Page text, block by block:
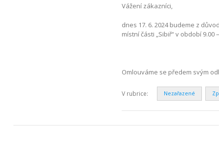
Vážení zákazníci,
dnes 17. 6. 2024 budeme z
místní části „Sibiř“ v období 9.00
Omlouváme se předem svým
V rubrice: Nezařazené